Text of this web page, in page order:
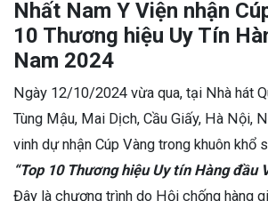
Nhất Nam Y Viện nhận
10 Thương hiệu Uy Tín
Nam 2024
Ngày 12/10/2024 vừa qua, tại Nhà hát
Tùng Mậu, Mai Dịch, Cầu Giấy, Hà Nội,
vinh dự nhận Cúp Vàng trong khuôn khổ
“Top 10 Thương hiệu Uy tín Hàng đầu
Đây là chương trình do Hội chống hàng